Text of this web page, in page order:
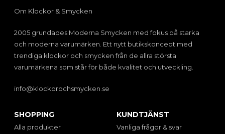
Om Klockor & Smycken
2005 grundades Moderna Smycken med fokus på starka
och moderna varumärken. Ett nytt butikskoncept med
trendiga klockor och smycken från de allra största
varumärkena som står för både kvalitet och utveckling.
info@klockorochsmycken.se
SHOPPING
Alla produkter
KUNDTJÄNST
Vanliga frågor & svar